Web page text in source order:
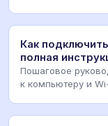
Как
полная
Пошаговое
к компьютеру и